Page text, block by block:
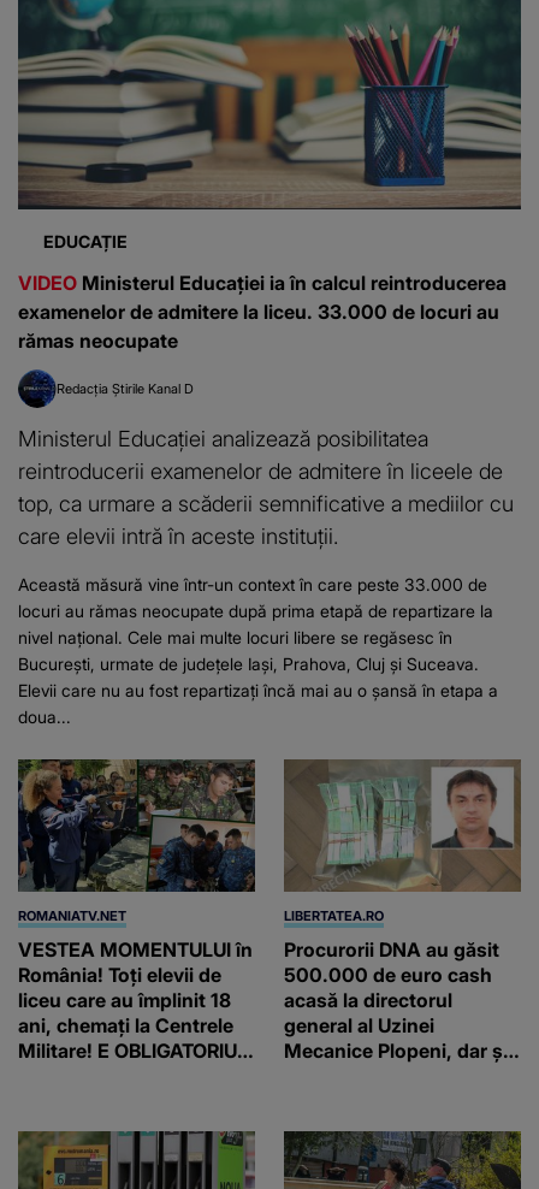
EDUCAȚIE
VIDEO Ministerul Educației ia în calcul reintroducerea
examenelor de admitere la liceu. 33.000 de locuri au
rămas neocupate
Redacția Știrile Kanal D
Ministerul Educației analizează posibilitatea
reintroducerii examenelor de admitere în liceele de
top, ca urmare a scăderii semnificative a mediilor cu
care elevii intră în aceste instituții.
Această măsură vine într-un context în care peste 33.000 de
locuri au rămas neocupate după prima etapă de repartizare la
nivel național. Cele mai multe locuri libere se regăsesc în
București, urmate de județele Iași, Prahova, Cluj și Suceava.
Elevii care nu au fost repartizați încă mai au o șansă în etapa a
doua...
ROMANIATV.NET
VESTEA MOMENTULUI în
România! Toți elevii de
liceu care au împlinit 18
ani, chemați la Centrele
Militare! E OBLIGATORIU.
LIBERTATEA.RO
Procurorii DNA au găsit
500.000 de euro cash
acasă la directorul
general al Uzinei
Mecanice Plopeni, dar și